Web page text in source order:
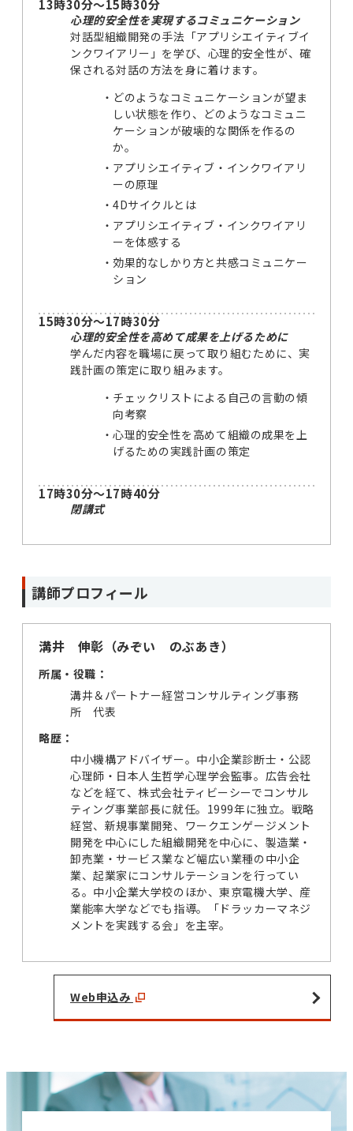
13時30分～15時30分
心理的安全性を実現するコミュニケーション
対話型組織開発の手法「アプリシエイティブイ
ンクワイアリー」を学び、心理的安全性が、確
保される対話の方法を身に着けます。
どのようなコミュニケーションが望ま
しい状態を作り、どのようなコミュニ
ケーションが破壊的な関係を作るの
か。
アプリシエイティブ・インクワイアリ
ーの原理
4Dサイクルとは
アプリシエイティブ・インクワイアリ
ーを体感する
効果的なしかり方と共感コミュニケー
ション
15時30分～17時30分
心理的安全性を高めて成果を上げるために
学んだ内容を職場に戻って取り組むために、実
践計画の策定に取り組みます。
チェックリストによる自己の言動の傾
向考察
心理的安全性を高めて組織の成果を上
げるための実践計画の策定
17時30分～17時40分
閉講式
講師プロフィール
溝井 伸彰（みぞい のぶあき）
所属・役職：
溝井＆パートナー経営コンサルティング事務
所 代表
略歴：
中小機構アドバイザー。中小企業診断士・公認
心理師・日本人生哲学心理学会監事。広告会社
などを経て、株式会社ティビーシーでコンサル
ティング事業部長に就任。1999年に独立。戦略
経営、新規事業開発、ワークエンゲージメント
開発を中心にした組織開発を中心に、製造業・
卸売業・サービス業など幅広い業種の中小企
業、起業家にコンサルテーションを行ってい
る。中小企業大学校のほか、東京電機大学、産
業能率大学などでも指導。「ドラッカーマネジ
メントを実践する会」を主宰。
Web申込み